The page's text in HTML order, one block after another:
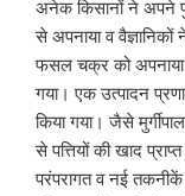
अनेक किसानों ने अपने
से अपनाया व
फसल चक्र को अपनाया
गया। एक उत्पादन
किया गया। जैसे
से पत्तियों की खाद
परंपरागत व नई